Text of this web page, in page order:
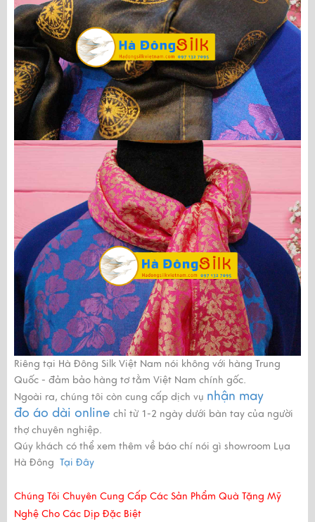
Riêng tại Hà Đông Silk Việt Nam nói không với hàng Trung
Quốc - đảm bảo hàng tơ tằm Việt Nam chính gốc.
Ngoài ra, chúng tôi còn cung cấp dịch vụ nhận may
đo áo dài online chỉ từ 1-2 ngày dưới bàn tay của người
thợ chuyên nghiệp.
Qúy khách có thể xem thêm về báo chí nói gì showroom Lụa
Hà Đông Tại Đây
Chúng Tôi Chuyên Cung Cấp Các Sản Phẩm Quà Tặng Mỹ
Nghệ Cho Các Dịp Đặc Biệt